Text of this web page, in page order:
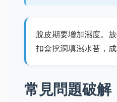
脫皮期要增加濕度。
扣盒挖洞填濕水苔，
常見問題破解